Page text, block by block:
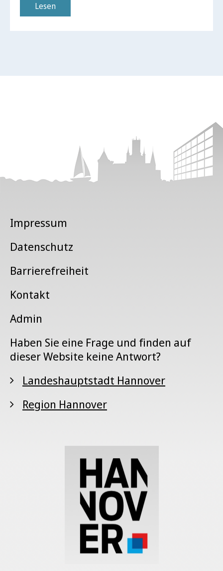
Lesen
Impressum
Datenschutz
Barrierefreiheit
Kontakt
Admin
Haben Sie eine Frage und finden auf
dieser Website keine Antwort?
Landeshauptstadt Hannover
Region Hannover